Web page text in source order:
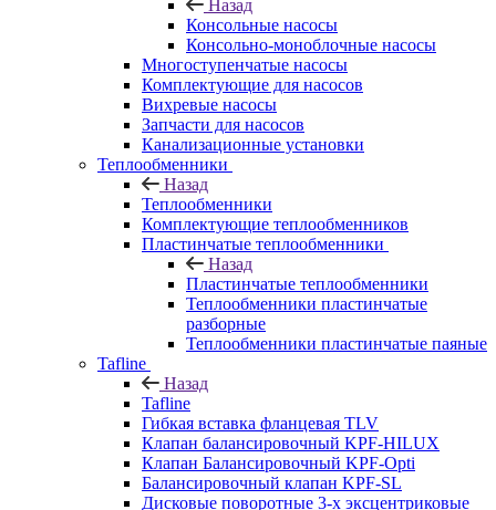
Назад
Консольные насосы
Консольно-моноблочные насосы
Многоступенчатые насосы
Комплектующие для насосов
Вихревые насосы
Запчасти для насосов
Канализационные установки
Теплообменники
Назад
Теплообменники
Комплектующие теплообменников
Пластинчатые теплообменники
Назад
Пластинчатые теплообменники
Теплообменники пластинчатые
разборные
Теплообменники пластинчатые паяные
Tafline
Назад
Tafline
Гибкая вставка фланцевая TLV
Клапан балансировочный KPF-HILUX
Клапан Балансировочный KPF-Opti
Балансировочный клапан KPF-SL
Дисковые поворотные 3-х эксцентриковые